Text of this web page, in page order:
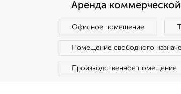
Аренда
Офисное помещение
Помещение свободного
Производственное помещение